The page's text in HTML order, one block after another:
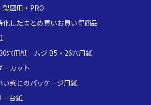
製図用・PRO
化したまとめ買いお買い得商品
穴用紙 ムジ B5・26穴用紙
ーカット
い感じのパッケージ用紙
ー台紙